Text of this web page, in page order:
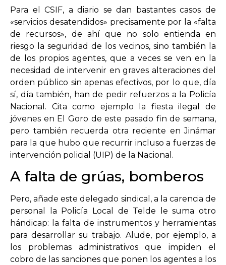
Para el CSIF, a diario se dan bastantes casos de
«servicios desatendidos» precisamente por la «falta
de recursos», de ahí que no solo entienda en
riesgo la seguridad de los vecinos, sino también la
de los propios agentes, que a veces se ven en la
necesidad de intervenir en graves alteraciones del
orden público sin apenas efectivos, por lo que, día
sí, día también, han de pedir refuerzos a la Policía
Nacional. Cita como ejemplo la fiesta ilegal de
jóvenes en El Goro de este pasado fin de semana,
pero también recuerda otra reciente en Jinámar
para la que hubo que recurrir incluso a fuerzas de
intervención policial (UIP) de la Nacional.
A falta de grúas, bomberos
Pero, añade este delegado sindical, a la carencia de
personal la Policía Local de Telde le suma otro
hándicap: la falta de instrumentos y herramientas
para desarrollar su trabajo. Alude, por ejemplo, a
los problemas administrativos que impiden el
cobro de las sanciones que ponen los agentes a los